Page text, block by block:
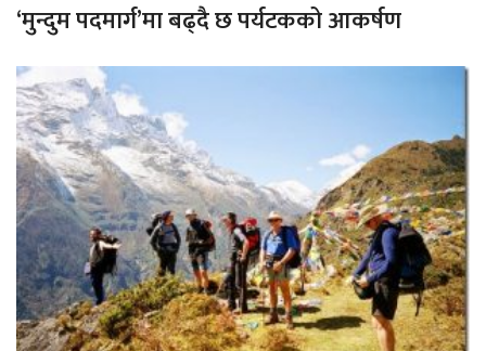
‘मुन्दुम पदमार्ग’मा बढ्दै छ पर्यटकको आकर्षण